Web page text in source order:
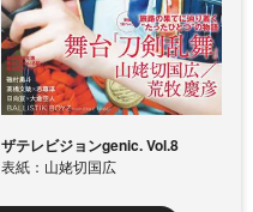
ザテレビジョンgenic. Vol.8
表紙：山姥切国広